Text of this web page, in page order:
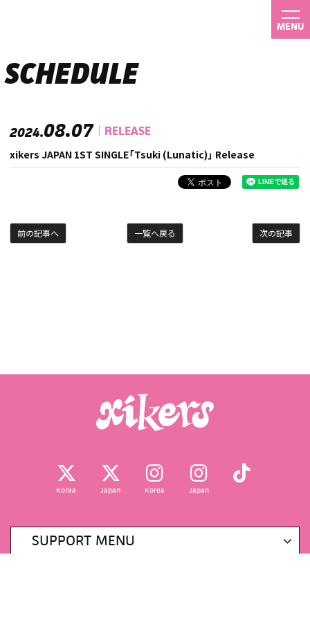
MENU
SCHEDULE
2024.08.07 RELEASE
xikers JAPAN 1ST SINGLE「Tsuki (Lunatic)」 Release
次の記事
一覧へ戻る
前の記事へ
Korea Japan Korea Japan
SUPPORT MENU